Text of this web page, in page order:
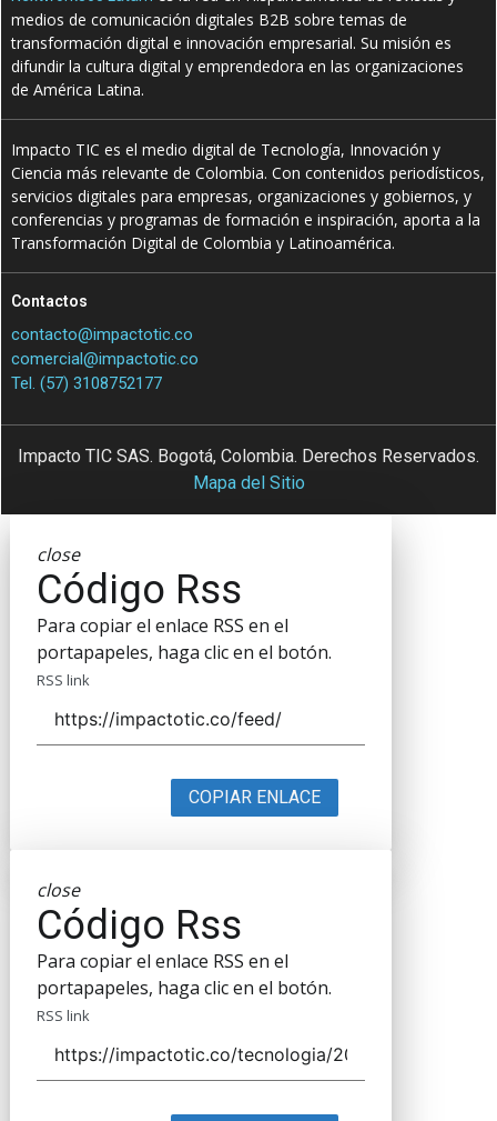
medios de comunicación digitales B2B sobre temas de
transformación digital e innovación empresarial. Su misión es
difundir la cultura digital y emprendedora en las organizaciones
de América Latina.
Impacto TIC es el medio digital de Tecnología, Innovación y
Ciencia más relevante de Colombia. Con contenidos periodísticos,
servicios digitales para empresas, organizaciones y gobiernos, y
conferencias y programas de formación e inspiración, aporta a la
Transformación Digital de Colombia y Latinoamérica.
Contactos
contacto@impactotic.co
comercial@impactotic.co
Tel. (57) 3108752177
Impacto TIC SAS. Bogotá, Colombia. Derechos Reservados.
Mapa del Sitio
close
Código Rss
Para copiar el enlace RSS en el
portapapeles, haga clic en el botón.
RSS link
COPIAR ENLACE
close
Código Rss
Para copiar el enlace RSS en el
portapapeles, haga clic en el botón.
RSS link